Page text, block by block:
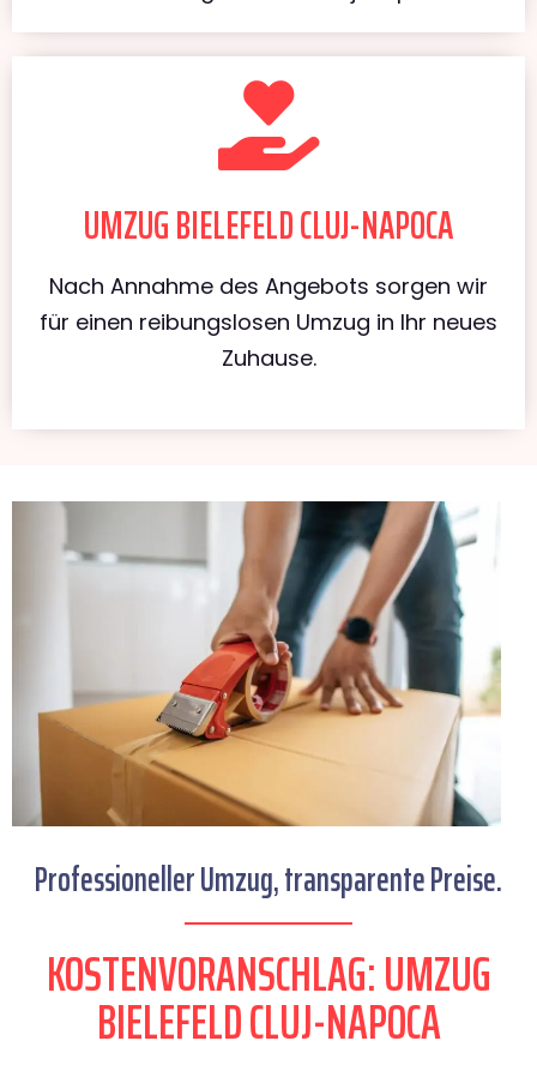
UMZUG BIELEFELD CLUJ-NAPOCA
Nach Annahme des Angebots sorgen wir
für einen reibungslosen Umzug in Ihr neues
Zuhause.
Professioneller Umzug, transparente Preise.
KOSTENVORANSCHLAG: UMZUG
BIELEFELD CLUJ-NAPOCA